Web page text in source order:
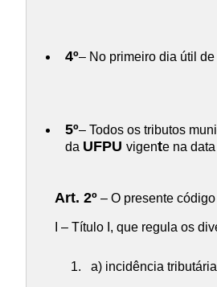
4º– No primeiro dia útil
5º– Todos os tributos
da UFPU vigente na
Art. 2º – O presente
I – Título I, que regula os
a) incidência